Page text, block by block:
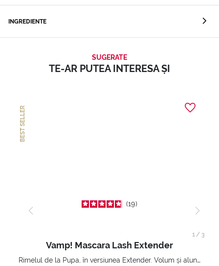
INGREDIENTE
SUGERATE
TE-AR PUTEA INTERESA ȘI
BEST SELLER
19
Vamp! Mascara Lash Extender
Rimelul de la Pupa, în versiunea Extender. Volum și alungire 3D. Gene amplificate și ridicate la infinit.
1/ 3